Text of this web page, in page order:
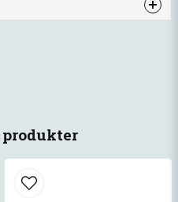
produkten...